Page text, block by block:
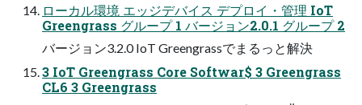
ローカル環境 エッジデバイス デプロイ・管理 IoT
Greengrass グループ 1 バージョン2.0.1 グループ 2
バージョン3.2.0 IoT Greengrassでまるっと解決
3 IoT Greengrass Core Softwar$ 3 Greengrass
CL6 3 Greengrass